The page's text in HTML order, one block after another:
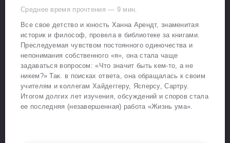
Среднее время прочтения — 9 мин.
Все свое детство и юность Ханна Арендт, знаменитая
историк и философ, провела в библиотеке за книгами.
Преследуемая чувством постоянного одиночества и
непонимания собственного «я», она стала чаще
задаваться вопросом: «Что значит быть кем-то, а не
никем?» Так. в поисках ответа, она обращалась к своим
учителям и коллегам Хайдеггеру, Ясперсу, Сартру.
Итогом долгих лет изучения, обсуждений и споров стала
ее последняя (незавершенная) работа «Жизнь ума».